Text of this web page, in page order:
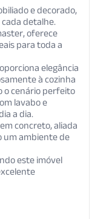
e decorado,
detalhe.
oferece
para toda a
elegância
à cozinha
o cenário perfeito
lavabo e
a dia.
concreto, aliada
um ambiente de
este imóvel